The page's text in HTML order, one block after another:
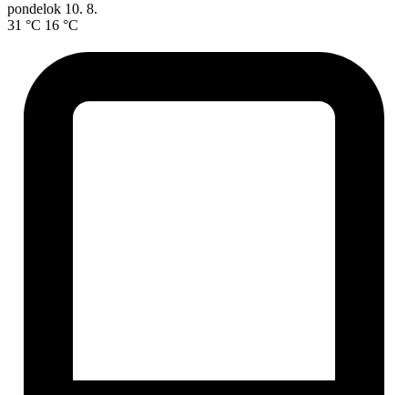
pondelok 10. 8.
31 °C 16 °C